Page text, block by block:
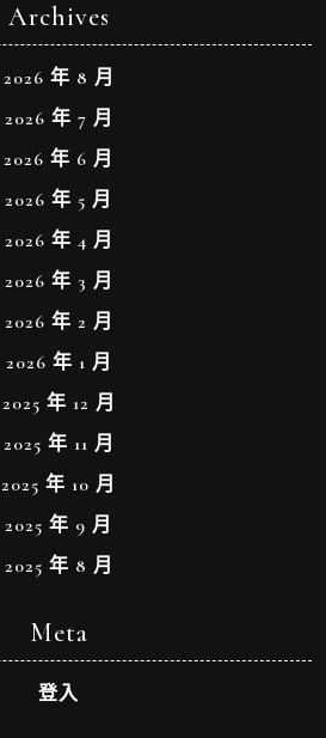
Archives
2026 年 8 月
2026 年 7 月
2026 年 6 月
2026 年 5 月
2026 年 4 月
2026 年 3 月
2026 年 2 月
2026 年 1 月
2025 年 12 月
2025 年 11 月
2025 年 10 月
2025 年 9 月
2025 年 8 月
Meta
登入